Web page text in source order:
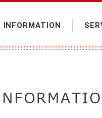
INFORMATION